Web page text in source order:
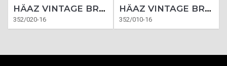
HÄAZ VINTAGE BRONCE
352/020-16
HÄAZ VINTAGE BRONCE LAVATORIO
352/010-16